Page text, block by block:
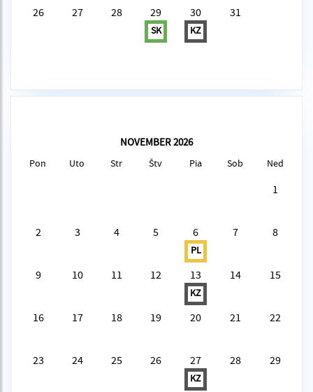
26 27 28 29
SK
30
KZ
31
NOVEMBER 2026
Pon Uto Str Štv Pia Sob Ned
1
2 3 4 5 6
PL
7 8
9 10 11 12 13
KZ
14 15
16 17 18 19 20 21 22
23 24 25 26 27
KZ
28 29